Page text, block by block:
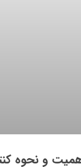
و نحوه